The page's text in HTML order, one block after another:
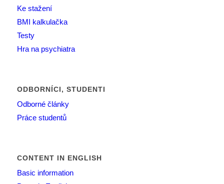
Ke stažení
BMI kalkulačka
Testy
Hra na psychiatra
ODBORNÍCI, STUDENTI
Odborné články
Práce studentů
CONTENT IN ENGLISH
Basic information